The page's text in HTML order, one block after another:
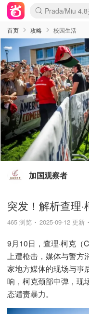
麦卢卡蜂蜜夏
Prada/Miu 4.8
啥？必胜客披
首页 攻略 校园生活
加国观察者
突发！解析查理
465 浏览 2025-09-12 更新
9月10日，查理·柯克（
上遭枪击，媒体与警方
家地方媒体的现场与事
响，柯克颈部中弹，现
态谴责暴力。